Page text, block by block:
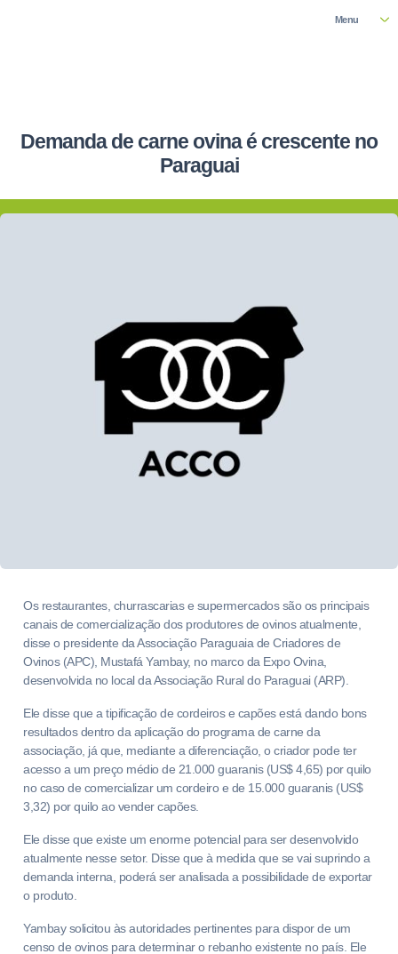
Menu
Demanda de carne ovina é crescente no
Paraguai
Os restaurantes, churrascarias e supermercados são os principais
canais de comercialização dos produtores de ovinos atualmente,
disse o presidente da Associação Paraguaia de Criadores de
Ovinos (APC), Mustafá Yambay, no marco da Expo Ovina,
desenvolvida no local da Associação Rural do Paraguai (ARP).
Ele disse que a tipificação de cordeiros e capões está dando bons
resultados dentro da aplicação do programa de carne da
associação, já que, mediante a diferenciação, o criador pode ter
acesso a um preço médio de 21.000 guaranis (US$ 4,65) por quilo
no caso de comercializar um cordeiro e de 15.000 guaranis (US$
3,32) por quilo ao vender capões.
Ele disse que existe um enorme potencial para ser desenvolvido
atualmente nesse setor. Disse que à medida que se vai suprindo a
demanda interna, poderá ser analisada a possibilidade de exportar
o produto.
Yambay solicitou às autoridades pertinentes para dispor de um
censo de ovinos para determinar o rebanho existente no país. Ele